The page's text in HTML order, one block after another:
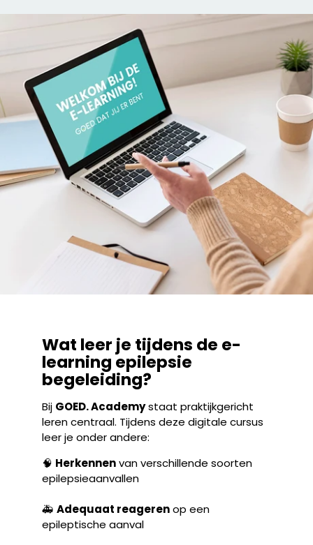
Wat leer je tijdens de e-
learning epilepsie
begeleiding?
Bij GOED. Academystaat praktijkgericht
leren centraal. Tijdens deze digitale cursus
leer je onder andere:
🧠 Herkennenvan verschillende soorten
epilepsieaanvallen
🚑 Adequaat reagerenop een
epileptische aanval